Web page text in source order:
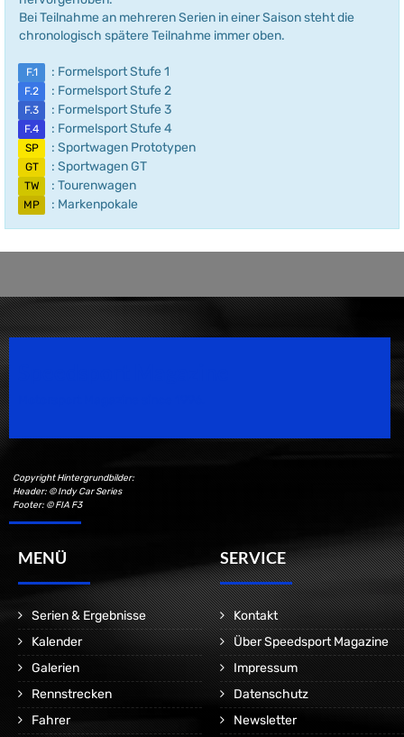
Bei Teilnahme an mehreren Serien in einer Saison steht die
chronologisch spätere Teilnahme immer oben.
F.1 : Formelsport Stufe 1
F.2 : Formelsport Stufe 2
F.3 : Formelsport Stufe 3
F.4 : Formelsport Stufe 4
SP : Sportwagen Prototypen
GT : Sportwagen GT
TW : Tourenwagen
MP : Markenpokale
Copyright Hintergrundbilder:
Header: © Indy Car Series
Footer: © FIA F3
MENÜ
Serien & Ergebnisse
Kalender
Galerien
Rennstrecken
Fahrer
SERVICE
Kontakt
Über Speedsport Magazine
Impressum
Datenschutz
Newsletter